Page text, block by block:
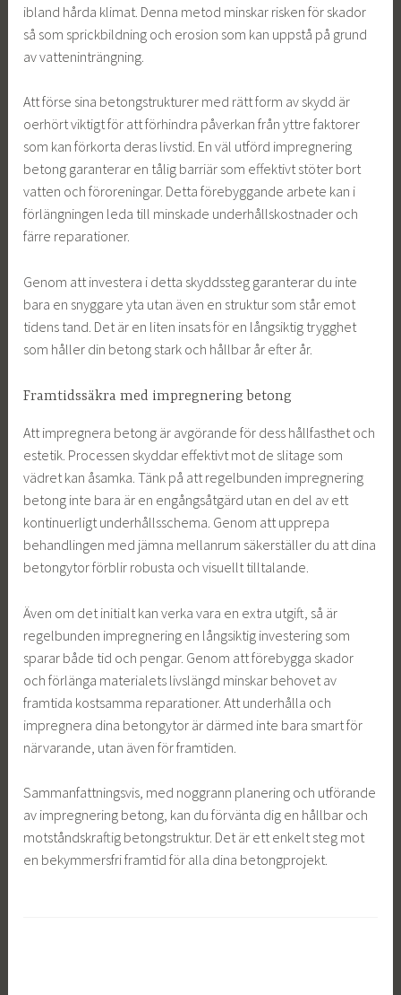
ibland hårda klimat. Denna metod minskar risken för skador
så som sprickbildning och erosion som kan uppstå på grund
av vatteninträngning.
Att förse sina betongstrukturer med rätt form av skydd är
oerhört viktigt för att förhindra påverkan från yttre faktorer
som kan förkorta deras livstid. En väl utförd impregnering
betong garanterar en tålig barriär som effektivt stöter bort
vatten och föroreningar. Detta förebyggande arbete kan i
förlängningen leda till minskade underhållskostnader och
färre reparationer.
Genom att investera i detta skyddssteg garanterar du inte
bara en snyggare yta utan även en struktur som står emot
tidens tand. Det är en liten insats för en långsiktig trygghet
som håller din betong stark och hållbar år efter år.
Framtidssäkra med impregnering betong
Att impregnera betong är avgörande för dess hållfasthet och
estetik. Processen skyddar effektivt mot de slitage som
vädret kan åsamka. Tänk på att regelbunden impregnering
betong inte bara är en engångsåtgärd utan en del av ett
kontinuerligt underhållsschema. Genom att upprepa
behandlingen med jämna mellanrum säkerställer du att dina
betongytor förblir robusta och visuellt tilltalande.
Även om det initialt kan verka vara en extra utgift, så är
regelbunden impregnering en långsiktig investering som
sparar både tid och pengar. Genom att förebygga skador
och förlänga materialets livslängd minskar behovet av
framtida kostsamma reparationer. Att underhålla och
impregnera dina betongytor är därmed inte bara smart för
närvarande, utan även för framtiden.
Sammanfattningsvis, med noggrann planering och utförande
av impregnering betong, kan du förvänta dig en hållbar och
motståndskraftig betongstruktur. Det är ett enkelt steg mot
en bekymmersfri framtid för alla dina betongprojekt.